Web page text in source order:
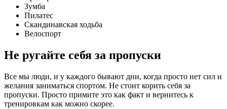
Зумба
Пилатес
Скандинавская ходьба
Велоспорт
Не ругайте себя за пропуски
Все мы люди, и у каждого бывают дни, когда просто нет сил и
желания заниматься спортом. Не стоит корить себя за
пропуски. Просто примите это как факт и вернитесь к
тренировкам как можно скорее.